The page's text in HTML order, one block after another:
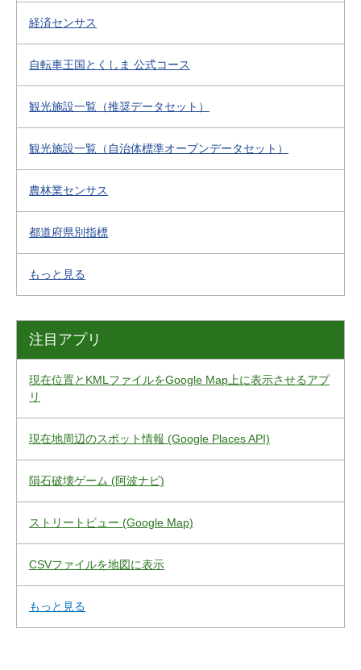
経済センサス
自転車王国とくしま 公式コース
観光施設一覧（推奨データセット）
観光施設一覧（自治体標準オープンデータセット）
農林業センサス
都道府県別指標
もっと見る
注目アプリ
現在位置とKMLファイルをGoogle Map上に表示させるアプ
リ
現在地周辺のスポット情報 (Google Places API)
隕石破壊ゲーム (阿波ナビ)
ストリートビュー (Google Map)
CSVファイルを地図に表示
もっと見る